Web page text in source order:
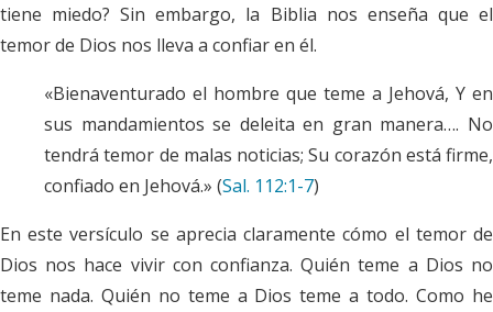
tiene miedo? Sin embargo, la Biblia nos enseña que el
temor de Dios nos lleva a confiar en él.
«Bienaventurado el hombre que teme a Jehová, Y en
sus mandamientos se deleita en gran manera…. No
tendrá temor de malas noticias; Su corazón está firme,
confiado en Jehová.» (Sal. 112:1-7)
En este versículo se aprecia claramente cómo el temor de
Dios nos hace vivir con confianza. Quién teme a Dios no
teme nada. Quién no teme a Dios teme a todo. Como he